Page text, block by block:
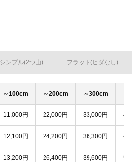
シンプル(2つ山) フラット(ヒダなし)
～100cm ～200cm ～300cm
11,000円 22,000円 33,000円
12,100円 24,200円 36,300円
13,200円 26,400円 39,600円